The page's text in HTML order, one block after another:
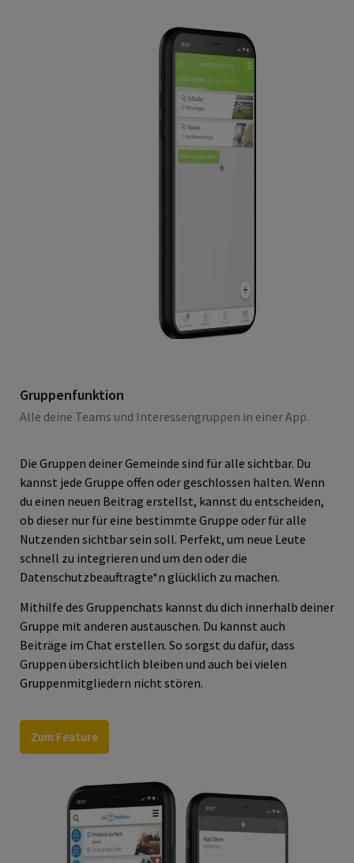
Gruppenfunktion
Alle deine Teams und Interessengruppen in einer App.
Die Gruppen deiner Gemeinde sind für alle sichtbar. Du
kannst jede Gruppe offen oder geschlossen halten. Wenn
du einen neuen Beitrag erstellst, kannst du entscheiden,
ob dieser nur für eine bestimmte Gruppe oder für alle
Nutzenden sichtbar sein soll. Perfekt, um neue Leute
schnell zu integrieren und um den oder die
Datenschutzbeauftragte*n glücklich zu machen.
Mithilfe des Gruppenchats kannst du dich innerhalb deiner
Gruppe mit anderen austauschen. Du kannst auch
Beiträge im Chat erstellen. So sorgst du dafür, dass
Gruppen übersichtlich bleiben und auch bei vielen
Gruppenmitgliedern nicht stören.
Zum Feature